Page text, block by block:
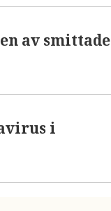
av smittade
i